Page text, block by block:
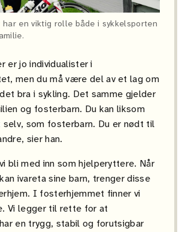
har en viktig rolle både i sykkelsporten
er jo individualister i
men du må være del av et lag om
bra i sykling. Det samme gjelder
og fosterbarn. Du kan liksom
selv, som fosterbarn. Du er nødt til
sier han.
bli med inn som hjelperyttere. Når
ivareta sine barn, trenger disse
I fosterhjemmet finner vi
Vi legger til rette for at
en trygg, stabil og forutsigbar